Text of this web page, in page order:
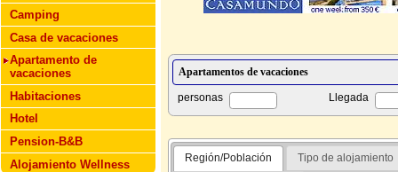
Camping
Casa de vacaciones
Apartamento de
vacaciones
Habitaciones
Hotel
Pension-B&B
Alojamiento Wellness
personas Llegada
Región/Población Tipo de alojamiento